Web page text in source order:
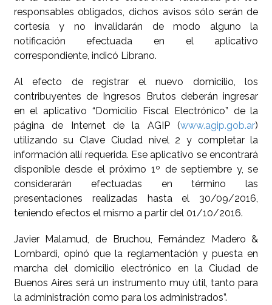
responsables obligados, dichos avisos sólo serán de
cortesía y no invalidarán de modo alguno la
notificación efectuada en el aplicativo
correspondiente, indicó Librano.
Al efecto de registrar el nuevo domicilio, los
contribuyentes de Ingresos Brutos deberán ingresar
en el aplicativo “Domicilio Fiscal Electrónico” de la
página de Internet de la AGIP (www.agip.gob.ar)
utilizando su Clave Ciudad nivel 2 y completar la
información allí requerida. Ese aplicativo se encontrará
disponible desde el próximo 1º de septiembre y, se
considerarán efectuadas en término las
presentaciones realizadas hasta el 30/09/2016,
teniendo efectos el mismo a partir del 01/10/2016.
Javier Malamud, de Bruchou, Fernández Madero &
Lombardi, opinó que la reglamentación y puesta en
marcha del domicilio electrónico en la Ciudad de
Buenos Aires será un instrumento muy útil, tanto para
la administración como para los administrados”.